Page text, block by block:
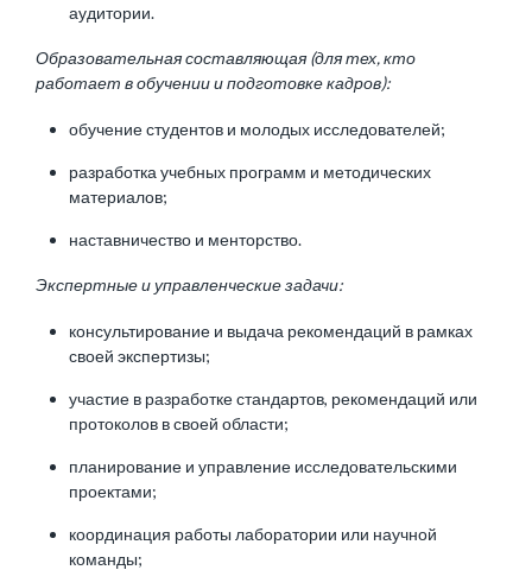
аудитории.
Образовательная составляющая (для тех, кто
работает в обучении и подготовке кадров):
обучение студентов и молодых исследователей;
разработка учебных программ и методических
материалов;
наставничество и менторство.
Экспертные и управленческие задачи:
консультирование и выдача рекомендаций в рамках
своей экспертизы;
участие в разработке стандартов, рекомендаций или
протоколов в своей области;
планирование и управление исследовательскими
проектами;
координация работы лаборатории или научной
команды;